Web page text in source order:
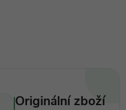
Originální zboží